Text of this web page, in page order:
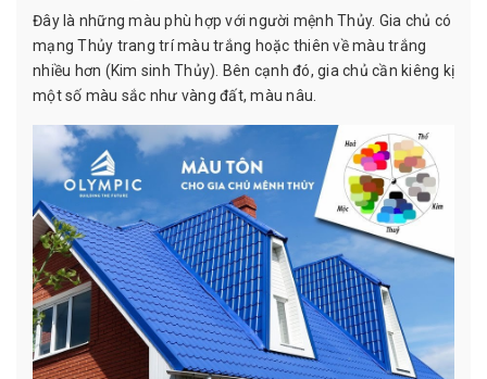
Đây là những màu phù hợp với người mệnh Thủy. Gia chủ có
mạng Thủy trang trí màu trắng hoặc thiên về màu trắng
nhiều hơn (Kim sinh Thủy). Bên cạnh đó, gia chủ cần kiêng kị
một số màu sắc như vàng đất, màu nâu.